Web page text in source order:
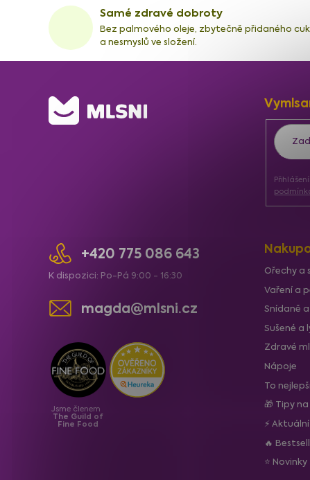
Samé zdravé dobroty
Bez palmového oleje, zbytečně přidaného
a nesmyslů ve složení.
+420 775 086 643
K dispozici: Po-Pá 9:00 - 16:30
magda@mlsni.cz
Jsme členem
The Guild of
Fine Food
Ořechy a
Vaření a
Snídaně
Sušené a
Zdravé
Nápoje
To
🎁 Tipy
⚡
🔥
⭐ Novinky